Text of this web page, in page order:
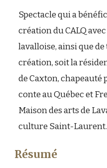
Spectacle qui a
création du CALQ
lavalloise, ainsi que
création, soit la
de Caxton,
conte au Québec et
Maison des arts de
culture Saint-Laurent.
Résumé